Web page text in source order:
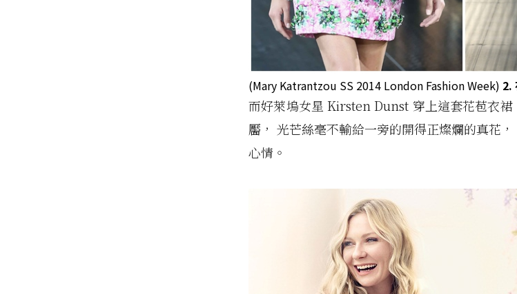
(Mary Katrantzou SS 2014 London Fashion Week) 2.
而好萊塢女星 Kirsten Dunst 穿上這套花苞衣裙
靨， 光芒絲毫不輸給一旁的開得正燦爛的真花
心情。